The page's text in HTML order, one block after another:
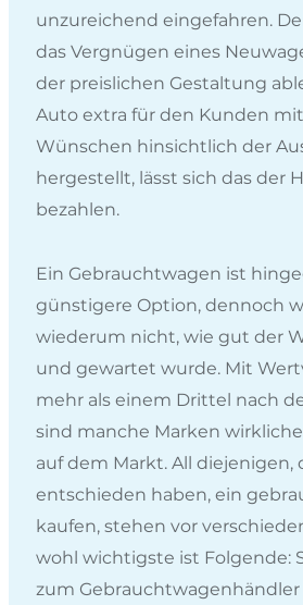
unzureichend eingefahren.
das Vergnügen eines
der preislichen Gestaltung
Auto extra für den Kunden
Wünschen hinsichtlich der
hergestellt, lässt sich das der
bezahlen.
Ein Gebrauchtwagen ist
günstigere Option, dennoch
wiederum nicht, wie gut der
und gewartet wurde. Mit
mehr als einem Drittel nach
sind manche Marken
auf dem Markt. All diejenigen,
entschieden haben, ein
kaufen, stehen vor
wohl wichtigste ist Folgende:
zum